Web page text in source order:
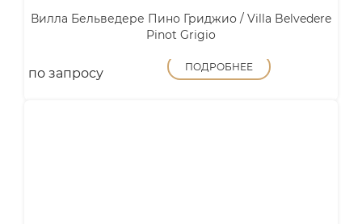
Вилла Бельведере Пино Гриджио / Villa Belvedere
Pinot Grigio
по запросу ПОДРОБНЕЕ